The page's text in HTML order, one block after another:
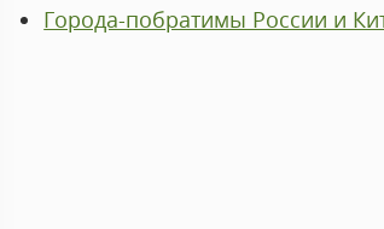
Города-побратимы России и